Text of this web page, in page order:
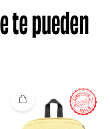
te pueden